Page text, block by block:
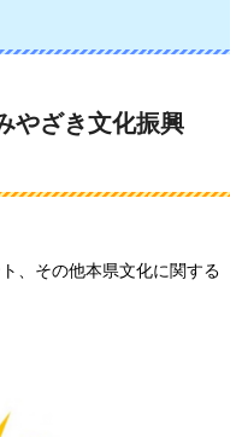
やざき文化振興
、その他本県文化に関する